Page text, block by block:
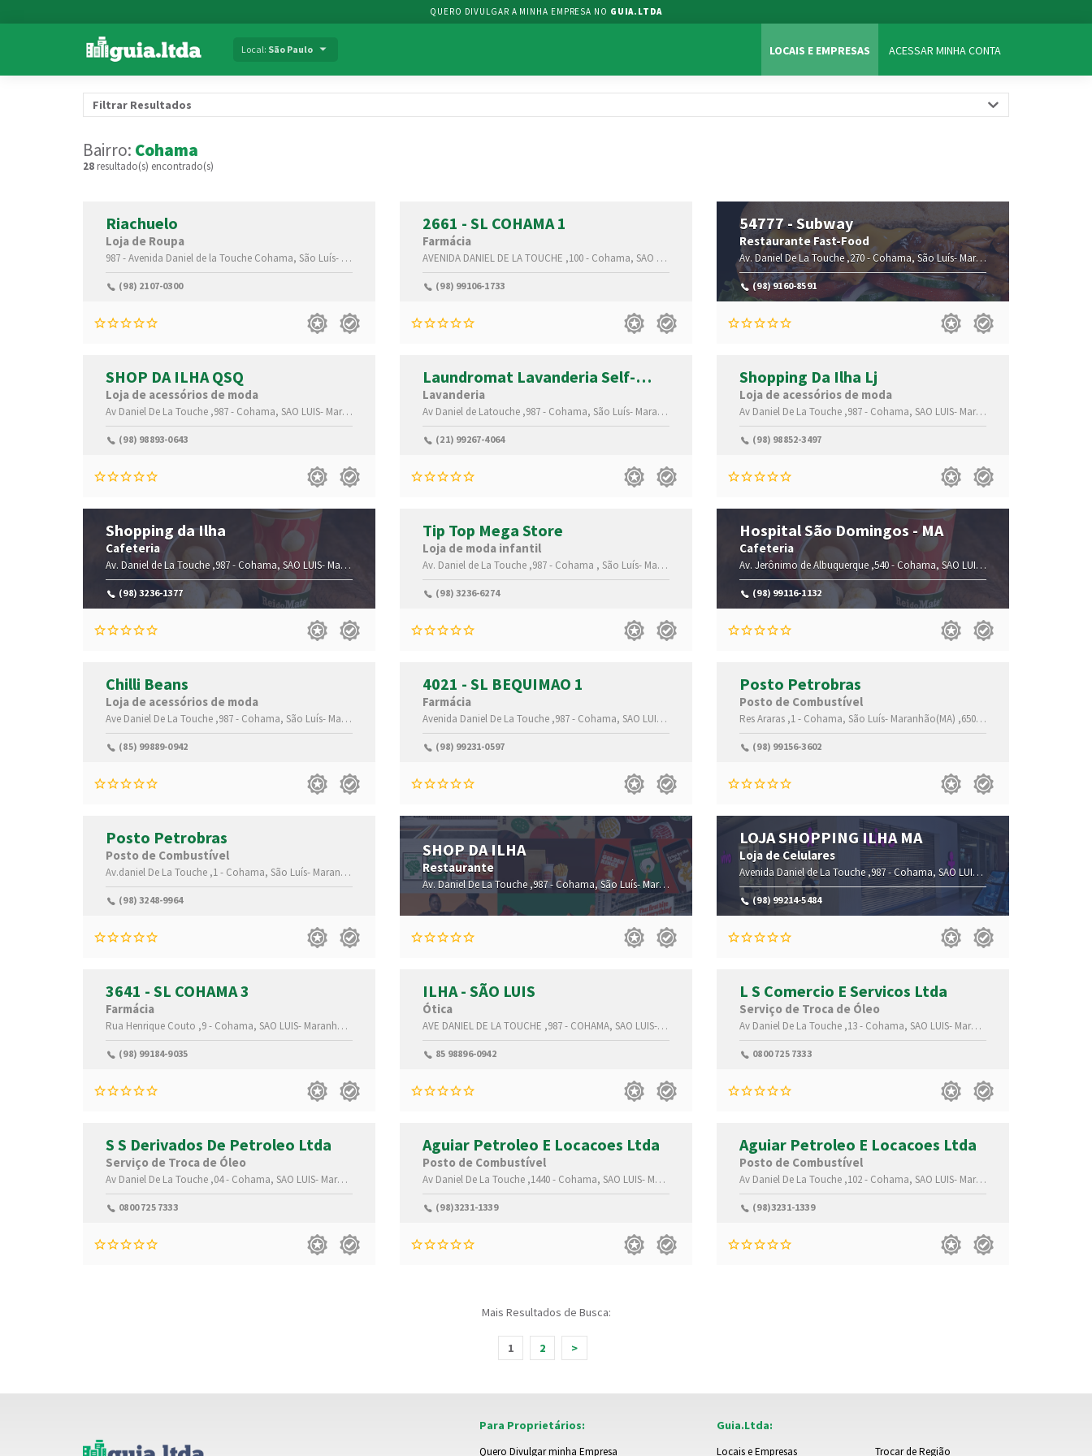
QUERO DIVULGAR A MINHA EMPRESA NO GUIA.LTDA
Local: São Paulo LOCAIS E EMPRESAS ACESSAR MINHA CONTA
Filtrar Resultados
Bairro: Cohama
28 resultado(s) encontrado(s)
Riachuelo
Loja de Roupa
987 - Avenida Daniel de la Touche Cohama, São Luís- Maranhão(MA) ,65074-115
(98) 2107-0300
2661 - SL COHAMA 1
Farmácia
AVENIDA DANIEL DE LA TOUCHE ,100 - Cohama, SAO LUIS- Maranhão(MA),65074-115
(98) 99106-1733
54777 - Subway
Restaurante Fast-Food
Av. Daniel De La Touche ,270 - Cohama, São Luís-Maranhão(MA)
(98) 9160-8591
SHOP DA ILHA QSQ
Loja de acessórios de moda
Av Daniel De La Touche ,987 - Cohama, SAO LUIS- Maranhão(MA) ,65074-115
(98) 98893-0643
Laundromat Lavanderia Self-
Service
Lavanderia
Av Daniel de Latouche ,987 - Cohama, São Luís- Maranhão(MA) ,65075-115
(21) 99267-4064
Shopping Da Ilha Lj
Loja de acessórios de moda
Av Daniel De La Touche ,987 - Cohama, SAO LUIS- Maranhão(MA)
(98) 98852-3497
Shopping da Ilha
Cafeteria
Av. Daniel de La Touche ,987 - Cohama, SAO LUIS-Maranhão(MA) ,65074-115
(98) 3236-1377
Tip Top Mega Store
Loja de moda infantil
Av. Daniel de La Touche ,987 - Cohama , São Luís- Maranhão(MA) ,65074-115
(98) 3236-6274
Hospital São Domingos - MA
Cafeteria
Av. Jerônimo de Albuquerque ,540 -Cohama, SAO LUIS-
(98) 99116-1132
Chilli Beans
Loja de acessórios de moda
Ave Daniel De La Touche ,987 - Cohama, São Luís- Maranhão(MA) ,65074-115
(85) 99889-0942
4021 - SL BEQUIMAO 1
Farmácia
Avenida Daniel De La Touche ,987 - Cohama, SAO LUIS- ,65074-115
(98) 99231-0597
Posto Petrobras
Posto de Combustível
Res Araras ,1 - Cohama, São Luís- Maranhão(MA) ,65062-708
(98) 99156-3602
Posto Petrobras
Posto de Combustível
Av.daniel De La Touche ,1 - Cohama, São Luís- Maranhão(MA) ,65074-115
(98) 3248-9964
SHOP DA ILHA
Restaurante
Av. Daniel De La Touche ,987 -Cohama,São Luís-Maranhão(MA) ,65074-115
LOJA SHOPPING ILHA MA
Loja de Celulares
Avenida Daniel de La Touche ,987 -Cohama, SAO LUIS- Maranhão(MA)
(98) 99214-5484
3641 - SL COHAMA 3
Farmácia
Rua Henrique Couto ,9 - Cohama, SAO LUIS- Maranhão(MA)
(98) 99184-9035
ILHA - SÃO LUIS
Ótica
AVE DANIEL DE LA TOUCHE ,987 - COHAMA, SAO LUIS- Maranhão(MA) ,65074-115
85 98896-0942
L S Comercio E Servicos Ltda
Serviço de Troca de Óleo
Av Daniel De La Touche ,13 - Cohama, SAO LUIS- Maranhão(MA)
0800 725 7333
S S Derivados De Petroleo Ltda
Serviço de Troca de Óleo
Av Daniel De La Touche ,04 - Cohama, SAO LUIS- Maranhão(MA) ,65074-115
0800 725 7333
Aguiar Petroleo E Locacoes Ltda
Posto de Combustível
Av Daniel De La Touche ,1440 - Cohama, SAO LUIS- Maranhão(MA) ,65074-115
(98)3231-1339
Aguiar Petroleo E Locacoes Ltda
Posto de Combustível
Av Daniel De La Touche ,102 - Cohama, SAO LUIS- Maranhão(MA)
(98)3231-1339
Mais Resultados de Busca:
1 2 >
Para Proprietários:
Quero Divulgar minha Empresa
Guia.Ltda:
Locais e Empresas Trocar de Região